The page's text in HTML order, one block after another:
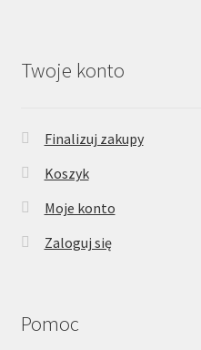
Twoje konto
Finalizuj zakupy
Koszyk
Moje konto
Zaloguj się
Pomoc